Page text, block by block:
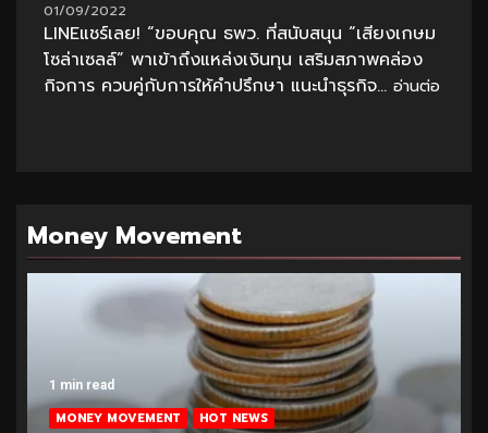
01/09/2022
LINEแชร์เลย! “ขอบคุณ ธพว. ที่สนับสนุน “เสียงเกษม
โซล่าเซลล์” พาเข้าถึงแหล่งเงินทุน เสริมสภาพคล่อง
กิจการ ควบคู่กับการให้คำปรึกษา แนะนำธุรกิจ... อ่านต่อ
Money Movement
1 min read
MONEY MOVEMENT HOT NEWS